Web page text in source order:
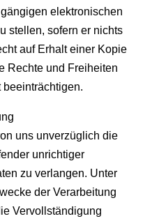
elektronischen
stellen, sofern er nichts
auf Erhalt einer Kopie
Rechte und Freiheiten
uns unverzüglich die
unrichtiger
zu verlangen. Unter
der Verarbeitung
Vervollständigung